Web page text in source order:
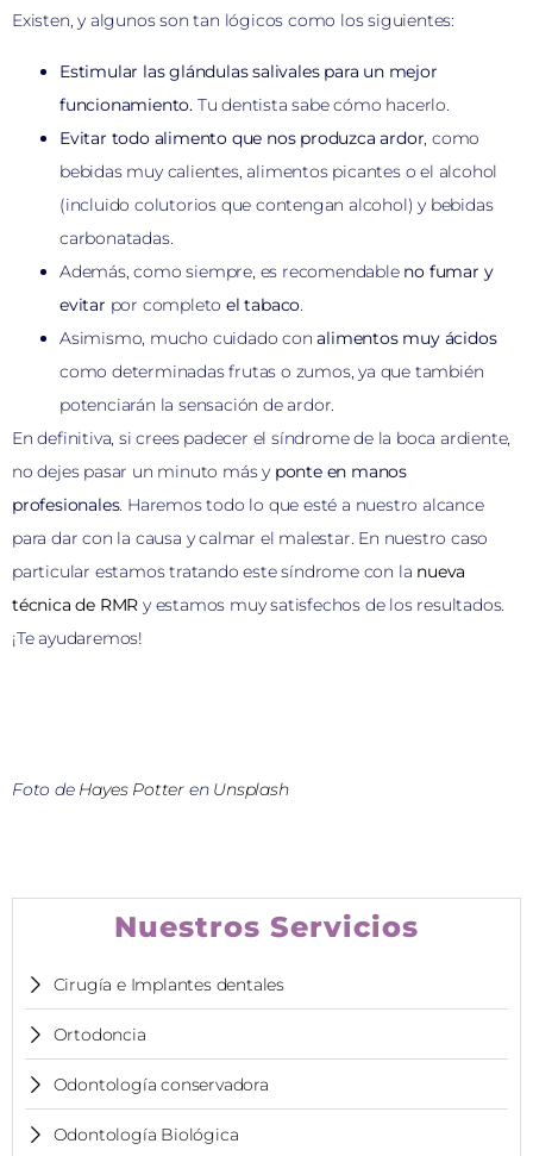
Existen, y algunos son tan lógicos como los siguientes:
Estimular las glándulas salivales para un mejor
funcionamiento. Tu dentista sabe cómo hacerlo.
Evitar todo alimento que nos produzca ardor, como
bebidas muy calientes, alimentos picantes o el alcohol
(incluido colutorios que contengan alcohol) y bebidas
carbonatadas.
Además, como siempre, es recomendable no fumar y
evitar por completoel tabaco.
Asimismo, mucho cuidado conalimentos muy ácidos
como determinadas frutas o zumos, ya que también
potenciarán la sensación de ardor.
En definitiva, si crees padecer el síndrome de la boca ardiente,
no dejes pasar un minuto más y ponte en manos
profesionales. Haremos todo lo que esté a nuestro alcance
para dar con la causa y calmar el malestar. En nuestro caso
particular estamos tratando este síndrome con la nueva
técnica de RMR y estamos muy satisfechos de los resultados.
¡Te ayudaremos!
Foto de Hayes Potter en Unsplash
Nuestros Servicios
Cirugía e Implantes dentales
Ortodoncia
Odontología conservadora
Odontología Biológica